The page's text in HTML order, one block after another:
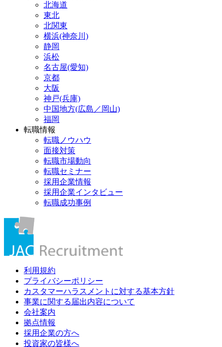
北海道
東北
北関東
横浜(神奈川)
静岡
浜松
名古屋(愛知)
京都
大阪
神戸(兵庫)
中国地方(広島／岡山)
福岡
転職情報
転職ノウハウ
面接対策
転職市場動向
転職セミナー
採用企業情報
採用企業インタビュー
転職成功事例
利用規約
プライバシーポリシー
カスタマーハラスメントに対する基本方針
事業に関する届出内容について
会社案内
拠点情報
採用企業の方へ
投資家の皆様へ